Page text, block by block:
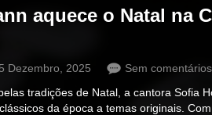
aquece o Natal na
Dezembro, 2025
Sem comentários
tradições de Natal, a cantora Sofia
da época a temas originais.